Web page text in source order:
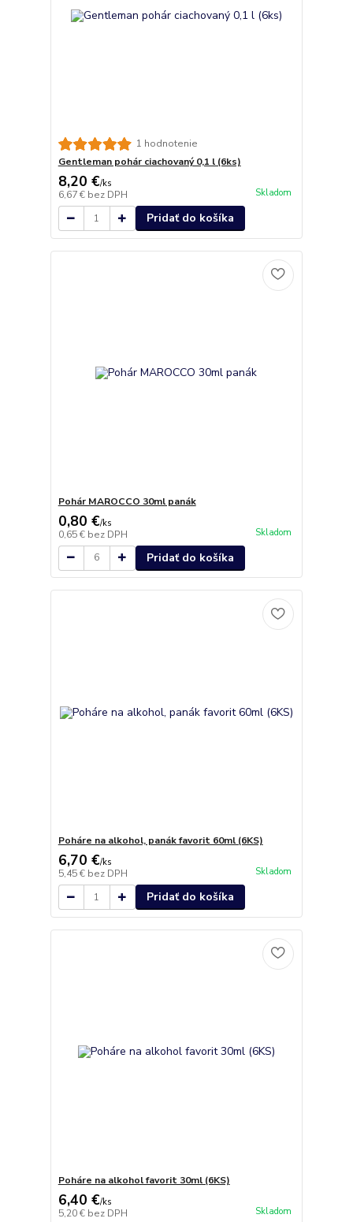
1 hodnotenie
Gentleman pohár ciachovaný 0,1 l (6ks)
8,20 €/ks
6,67 € bez DPH Skladom
Pridať do košíka
Pohár MAROCCO 30ml panák
0,80 €/ks
0,65 € bez DPH Skladom
Pridať do košíka
Poháre na alkohol, panák favorit 60ml (6KS)
6,70 €/ks
5,45 € bez DPH Skladom
Pridať do košíka
Poháre na alkohol favorit 30ml (6KS)
6,40 €/ks
5,20 € bez DPH Skladom